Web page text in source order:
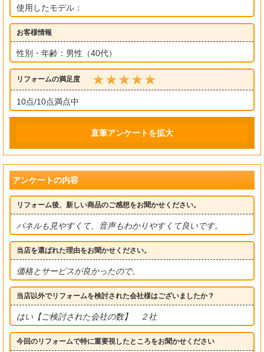
使用したモデル：
お客様情報
性別・年齢：男性（40代）
リフォームの満足度
10点/10点満点中
直筆アンケートを拡大
アンケートの内容
リフォーム後、新しい商品のご感想をお聞かせください。
パネルも見やすくて、音声もわかりやすくて良いです。
当店を選ばれた理由をお聞かせください。
価格とサービスが良かったので。
当店以外でリフォームを検討された会社様はございましたか？
はい【ご検討された会社の数】 ２社
今回のリフォームで特に重要視したところをお聞かせください